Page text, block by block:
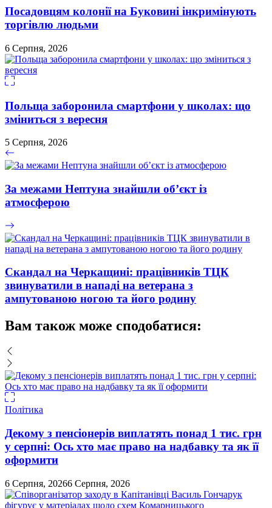
Посадовцям колонії на Буковині інкримінують
торгівлю людьми
6 Серпня, 2026
Польща заборонила смартфони у школах: що
зміниться з вересня
5 Серпня, 2026
За межами Нептуна знайшли об’єкт із
атмосферою
Скандал на Черкащині: працівників ТЦК
звинуватили в нападі на ветерана з
ампутованою ногою та його родину
Вам також може сподобатися:
Політика
Декому з пенсіонерів виплатять понад 1 тис. грн
у серпні: Ось хто має право на надбавку та як її
оформити
6 Серпня, 20266 Серпня, 2026